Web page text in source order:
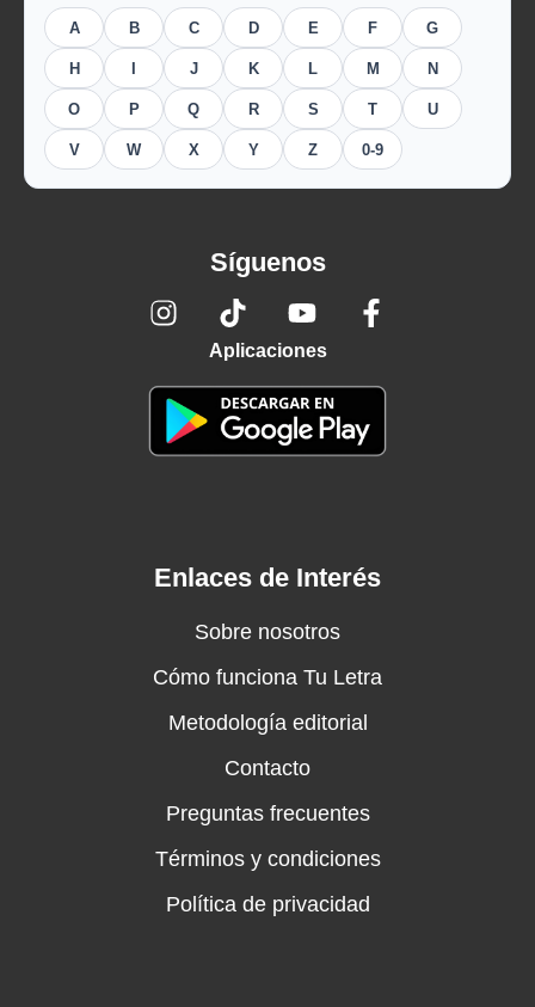
A B C D E F G
H J K L M N
O P Q R S T U
V W X Y Z 0-9
Síguenos
Aplicaciones
Enlaces de Interés
Sobre nosotros
Cómo funciona Tu Letra
Metodología editorial
Contacto
Preguntas frecuentes
Términos y condiciones
Política de privacidad